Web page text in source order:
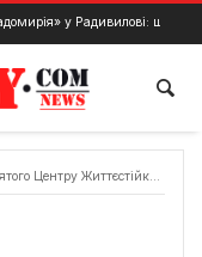
що подивитися,
Життєстійкості на Рівненщині